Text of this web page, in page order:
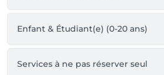
Enfant & Étudiant(e) (0-20 ans)
Services à ne pas réserver seul